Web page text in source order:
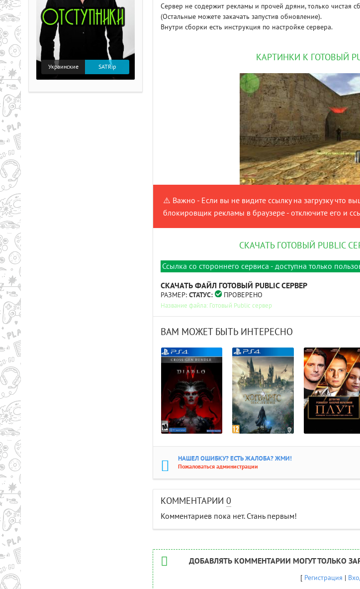
Сервер не содержит рекламы и прочей дряни, только чистая
(Остальные можете закачать запустив обновление).
Внутри сборки есть инструкция по настройке сервера.
КАРТИНКИ К ГОТОВЫЙ
⚠️ Важно - Если вы не видите ссылку на загрузку что
блокировщик рекламы в браузере - отключите его и
СКАЧАТЬ ГОТОВЫЙ PUBLIC
Ссылка со стороннего сервиса - доступна только
СКАЧАТЬ ФАЙЛ ГОТОВЫЙ PUBLIC СЕРВЕР
РАЗМЕР: СТАТУС: ПРОВЕРЕНО
Название файла: Готовый Public сервер
ВАМ МОЖЕТ БЫТЬ ИНТЕРЕСНО
НАШЕЛ ОШИБКУ? ЕСТЬ ЖАЛОБА? ЖМИ!
Пожаловаться администрации
КОММЕНТАРИИ 0
Комментариев пока нет. Стань первым!
ДОБАВЛЯТЬ КОММЕНТАРИИ МОГУТ ТОЛЬКО
[ Регистрация |
Украинские SATRip